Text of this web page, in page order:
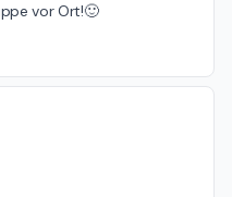
vor Ort!🙂